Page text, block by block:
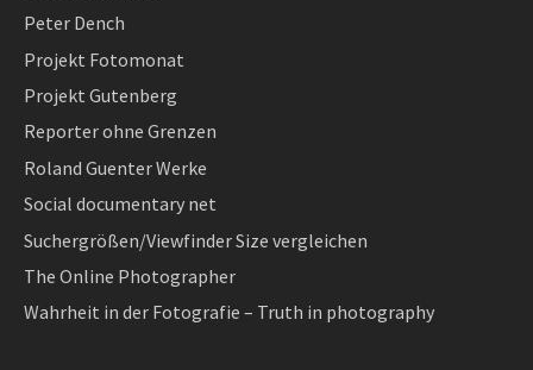
Peter Dench
Projekt Fotomonat
Projekt Gutenberg
Reporter ohne Grenzen
Roland Guenter Werke
Social documentary net
Suchergrößen/Viewfinder Size vergleichen
The Online Photographer
Wahrheit in der Fotografie – Truth in photography